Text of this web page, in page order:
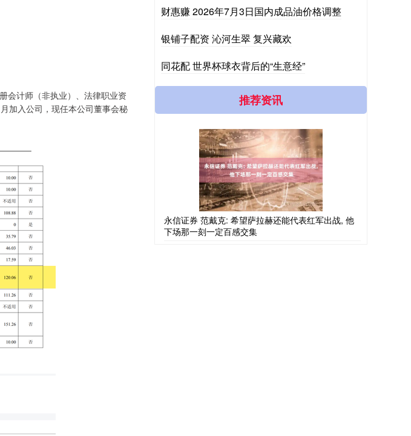
计师（非执业）、法律职业资
加入公司，现任本公司董事会秘
财惠赚 2026年7月3日国内成品油价格调整
银铺子配资 沁河生翠 复兴藏欢
同花配 世界杯球衣背后的“生意经”
推荐资讯
永信证券 范戴克: 希望萨拉赫还能代表红军出战, 他
下场那一刻一定百感交集